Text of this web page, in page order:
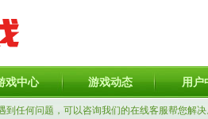
戏中心 游戏动态 用户
到任何问题，可以咨询我们的在线客服帮您解